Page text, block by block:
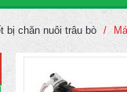
bị chăn nuôi trâu bò